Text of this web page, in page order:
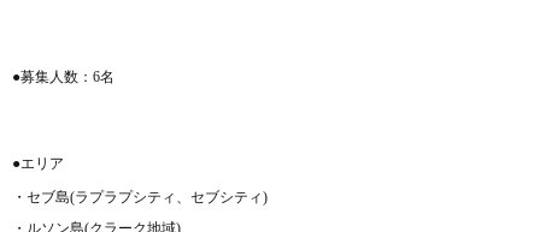
●募集人数：6名
●エリア
・セブ島(ラプラプシティ、セブシティ)
・ルソン島(クラーク地域)